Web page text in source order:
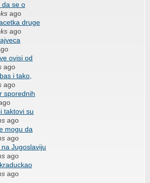
da se o
ago
druge
ago
ovisi od
ago
i tako,
ago
sporednih
taktovi su
ago
mogu da
ago
Jugoslaviju
ago
ago